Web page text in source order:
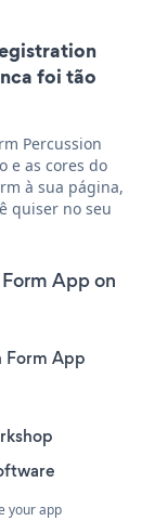
foi tão
Percussion
e as cores do
à sua página,
quiser no seu
App on
Form App
your app